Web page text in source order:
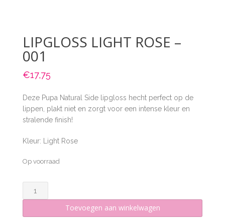
LIPGLOSS LIGHT ROSE –
001
€17,75
Deze Pupa Natural Side lipgloss hecht perfect op de
lippen, plakt niet en zorgt voor een intense kleur en
stralende finish!
Kleur: Light Rose
Op voorraad
LIPGLOSS
LIGHT
Toevoegen aan winkelwagen